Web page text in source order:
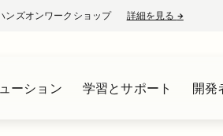
ンズオンワークショップ 詳細を見る →新しいタ
ーション 学習とサポート 開発